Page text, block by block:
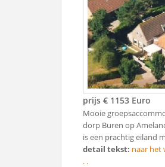
prijs € 1153 Euro
Mooie
dorp Buren op
is een prachtig eiland
detail tekst: naar het
. .